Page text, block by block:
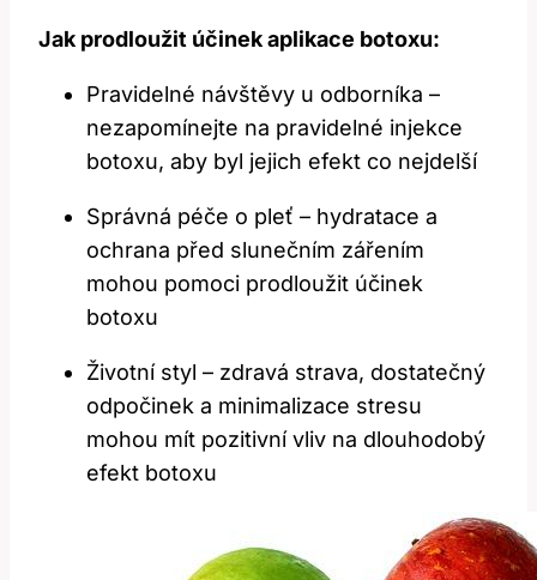
Jak prodloužit účinek aplikace botoxu:
Pravidelné návštěvy u odborníka –
nezapomínejte na pravidelné injekce
botoxu, aby byl jejich efekt co nejdelší
Správná péče o pleť – hydratace a
ochrana před slunečním zářením
mohou pomoci prodloužit účinek
botoxu
Životní styl – zdravá strava, dostatečný
odpočinek a minimalizace stresu
mohou mít pozitivní vliv na dlouhodobý
efekt botoxu